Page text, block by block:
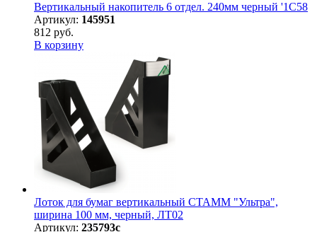
Вертикальный накопитель 6 отдел. 240мм черный '1C58
Артикул: 145951
812 руб.
В корзину
Лоток для бумаг вертикальный СТАММ "Ультра",
ширина 100 мм, черный, ЛТ02
Артикул: 235793с